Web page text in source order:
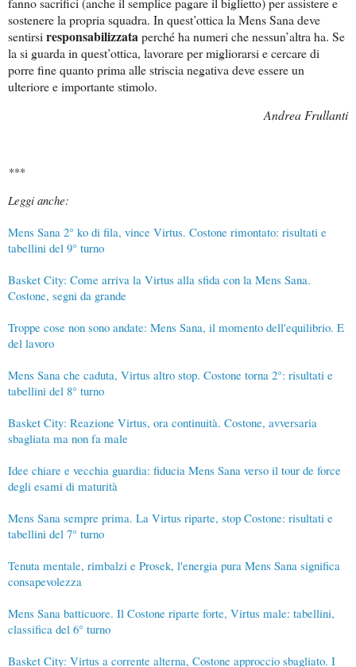
sostenere la propria squadra. In quest’ottica la Mens Sana deve
sentirsi responsabilizzata perché ha numeri che nessun’altra ha. Se
la si guarda in quest’ottica, lavorare per migliorarsi e cercare di
porre fine quanto prima alle striscia negativa deve essere un
ulteriore e importante stimolo.
Andrea Frullanti
***
Leggi anche:
Mens Sana 2° ko di fila, vince Virtus. Costone rimontato: risultati e
tabellini del 9° turno
Basket City: Come arriva la Virtus alla sfida con la Mens Sana.
Costone, segni da grande
Troppe cose non sono andate: Mens Sana, il momento dell'equilibrio. E
del lavoro
Mens Sana che caduta, Virtus altro stop. Costone torna 2°: risultati e
tabellini del 8° turno
Basket City: Reazione Virtus, ora continuità. Costone, avversaria
sbagliata ma non fa male
Idee chiare e vecchia guardia: fiducia Mens Sana verso il tour de force
degli esami di maturità
Mens Sana sempre prima. La Virtus riparte, stop Costone: risultati e
tabellini del 7° turno
Tenuta mentale, rimbalzi e Prosek, l'energia pura Mens Sana significa
consapevolezza
Mens Sana batticuore. Il Costone riparte forte, Virtus male: tabellini,
classifica del 6° turno
Basket City: Virtus a corrente alterna, Costone approccio sbagliato. I